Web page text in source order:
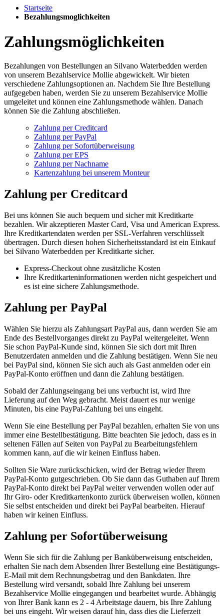
Startseite
Bezahlungsmoglichkeiten
Zahlungsmöglichkeiten
Bezahlungen von Bestellungen an Silvano Waterbedden werden
von unserem Bezahlservice Mollie abgewickelt. Wir bieten
verschiedene Zahlungsoptionen an. Nachdem Sie Ihre Bestellung
aufgegeben haben, werden Sie zu unserem Bezahlservice Mollie
umgeleitet und können eine Zahlungsmethode wählen. Danach
können Sie die Zahlung abschließen.
Zahlung per Creditcard
Zahlung per PayPal
Zahlung per Sofortüberweisung
Zahlung per EPS
Zahlung per Nachname
Kartenzahlung bei unserem Monteur
Zahlung per Creditcard
Bei uns können Sie auch bequem und sicher mit Kreditkarte
bezahlen. Wir akzeptieren Master Card, Visa und American Express.
Ihre Kreditkartendaten werden per SSL-Verfahren verschlüsselt
übertragen. Durch diesen hohen Sicherheitsstandard ist ein Einkauf
bei Silvano Waterbedden per Kreditkarte sicher.
Express-Checkout ohne zusätzliche Kosten
Ihre Kreditkarteninformationen werden nicht gespeichert und
es ist eine sichere Zahlungsmethode.
Zahlung per PayPal
Wählen Sie hierzu als Zahlungsart PayPal aus, dann werden Sie am
Ende des Bestellvorganges direkt zu PayPal weitergeleitet. Wenn
Sie schon PayPal-Kunde sind, können Sie sich dort mit Ihren
Benutzerdaten anmelden und die Zahlung bestätigen. Wenn Sie neu
bei PayPal sind, können Sie sich auch als Gast anmelden oder ein
PayPal-Konto eröffnen und dann die Zahlung bestätigen.
Sobald der Zahlungseingang bei uns verbucht ist, wird Ihre
Lieferung auf den Weg gebracht. Meist dauert es nur wenige
Minuten, bis eine PayPal-Zahlung bei uns eingeht.
Wenn Sie eine Bestellung per PayPal bezahlen, erhalten Sie von uns
immer eine Bestellbestätigung. Bitte beachten Sie jedoch, dass es in
seltenen Fällen auf Seiten von PayPal zu Bearbeitungsfehlern
kommen kann, auf die wir keinen Einfluss haben.
Sollten Sie Ware zurückschicken, wird der Betrag wieder Ihrem
PayPal-Konto gutgeschrieben. Ob Sie dann das Guthaben auf Ihrem
PayPal-Konto direkt bei PayPal weiter verwenden wollen oder auf
Ihr Giro- oder Kreditkartenkonto zurück überweisen wollen, können
Sie selbst entscheiden und direkt bei PayPal bearbeiten. Hierauf
haben wir keinen Einfluss.
Zahlung per Sofortüberweisung
Wenn Sie sich für die Zahlung per Banküberweisung entscheiden,
erhalten Sie nach dem Absenden Ihrer Bestellung eine Bestätigungs-
E-Mail mit dem Rechnungsbetrag und den Bankdaten. Ihre
Bestellung wird versandt, sobald Ihre Zahlung bei unserem
Bezahlservice Mollie eingegangen und bearbeitet wurde. Abhängig
von Ihrer Bank kann es 2 - 4 Arbeitstage dauern, bis Ihre Zahlung
bei uns eingeht. Wir weisen darauf hin, dass dies die Lieferzeit